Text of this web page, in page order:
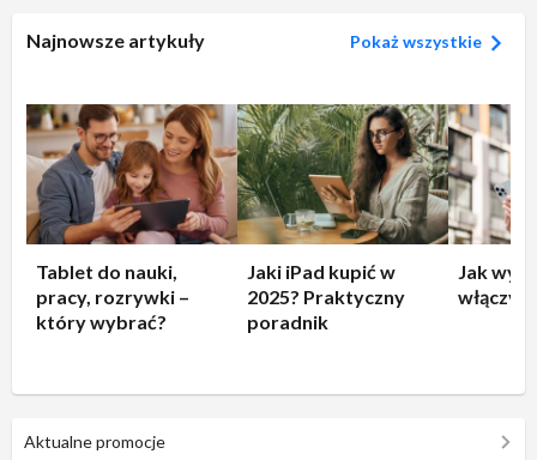
Najnowsze artykuły Pokaż wszystkie
Tablet do nauki,
pracy, rozrywki –
który wybrać?
Jaki iPad kupić w
2025? Praktyczny
poradnik
Jak
włączyć
Aktualne promocje